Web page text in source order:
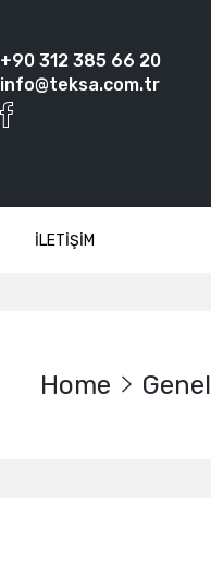
+90 312 385 66 20
info@teksa.com.tr
İLETİŞİM
Home Genel